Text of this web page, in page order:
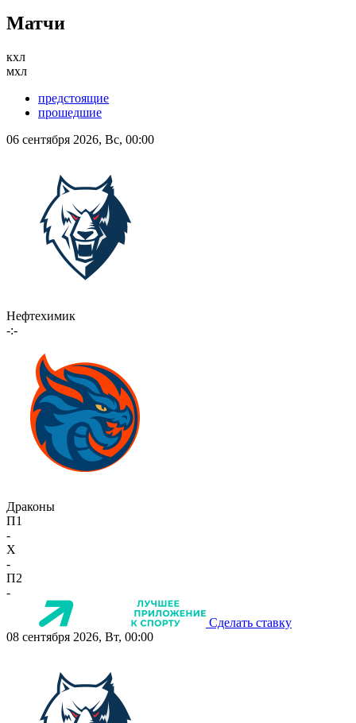
Матчи
кхл
мхл
предстоящие
прошедшие
06 сентября 2026, Вс, 00:00
Нефтехимик
-:-
Драконы
П1
-
X
-
П2
-
Сделать ставку
08 сентября 2026, Вт, 00:00